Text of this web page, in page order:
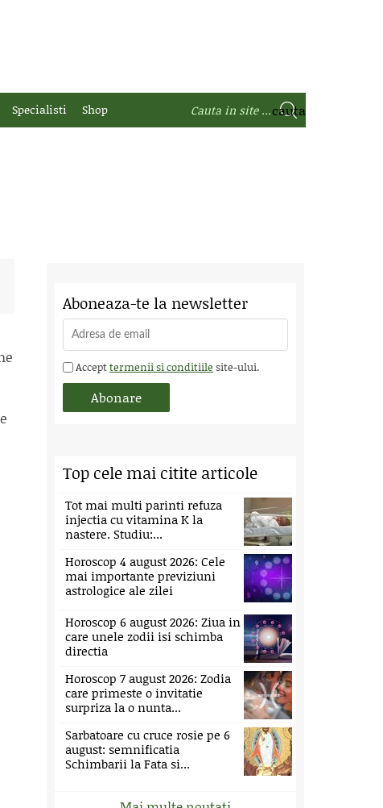
Specialisti Shop
Aboneaza-te la newsletter
Accepttermenii si conditiile site-ului.
Top cele mai citite articole
Tot mai multi parinti refuza
injectia cu vitamina K la
nastere. Studiu:...
Horoscop 4 august 2026: Cele
mai importante previziuni
astrologice ale zilei
Horoscop 6 august 2026: Ziua in
care unele zodii isi schimba
directia
Horoscop 7 august 2026: Zodia
care primeste o invitatie
surpriza la o nunta...
Sarbatoare cu cruce rosie pe 6
august: semnificatia
Schimbarii la Fata si...